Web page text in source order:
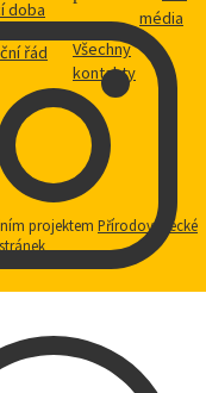
doba
řád
Všechny
kontakty
média
projektem Přírodovědecké